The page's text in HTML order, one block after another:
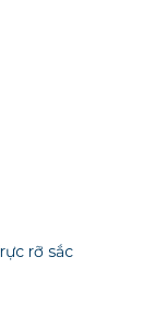
rỡ sắc